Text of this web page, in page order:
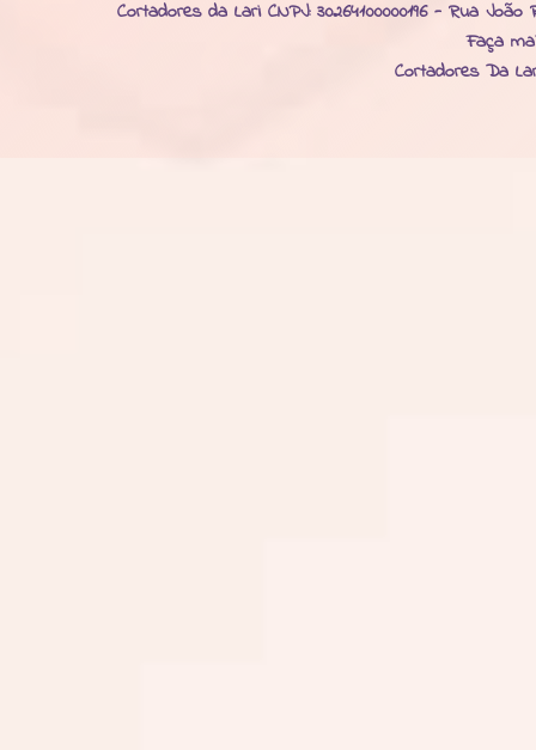
Cortadores da Lari CNPJ: 30264100000196 - Rua
Faça
Cortadores Da